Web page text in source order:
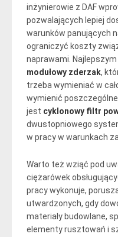
inżynierowie z DAF
pozwalających lepiej
warunków panujących
ograniczyć koszty
naprawami.
modułowy zderzak,
trzeba wymieniać w
wymienić
jest cyklonowy filtr
dwustopniowego
w pracy w warunkach
Warto też wziąć pod
ciężarówek
pracy wykonuje,
utwardzonych, gdy
materiały budowlane,
elementy rusztowań i